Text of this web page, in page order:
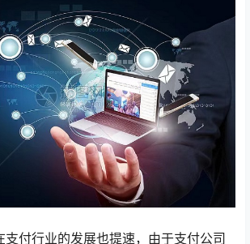
支付行业的发展也提速，由于支付公司